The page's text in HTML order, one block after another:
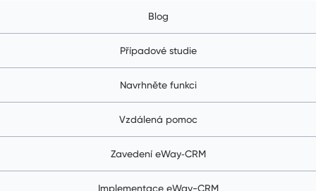
Blog
Případové studie
Navrhněte funkci
Vzdálená pomoc
Zavedení eWay‑CRM
Implementace eWay-CRM